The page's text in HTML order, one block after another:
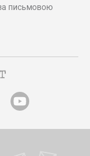
письмовою